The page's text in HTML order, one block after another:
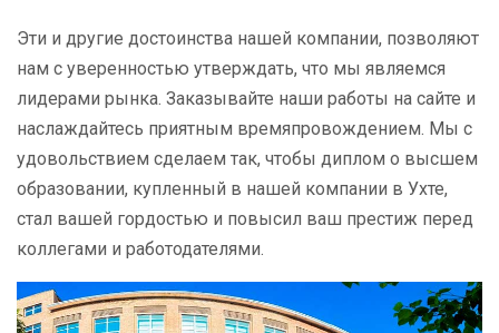
Эти и другие достоинства нашей компании, позволяют
нам с уверенностью утверждать, что мы являемся
лидерами рынка. Заказывайте наши работы на сайте и
наслаждайтесь приятным времяпровождением. Мы с
удовольствием сделаем так, чтобы диплом о высшем
образовании, купленный в нашей компании в Ухте,
стал вашей гордостью и повысил ваш престиж перед
коллегами и работодателями.